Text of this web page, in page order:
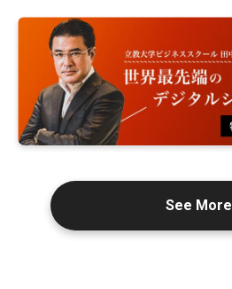
See More